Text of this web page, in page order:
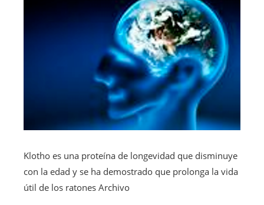
Klotho es una proteína de longevidad que disminuye
con la edad y se ha demostrado que prolonga la vida
útil de los ratones Archivo